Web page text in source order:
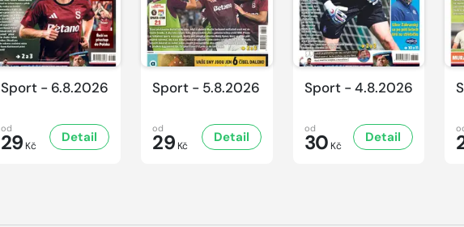
Sport - 6.8.2026
od
29 Kč
Detail
Sport - 5.8.2026
od
29 Kč
Detail
Sport - 4.8.2026
od
30 Kč
Detail